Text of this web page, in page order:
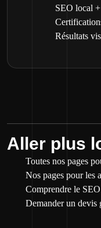
SEO local
Résultats
Aller plus
Toutes nos pages
Nos pages pour les
Comprendre le
Demander un devis